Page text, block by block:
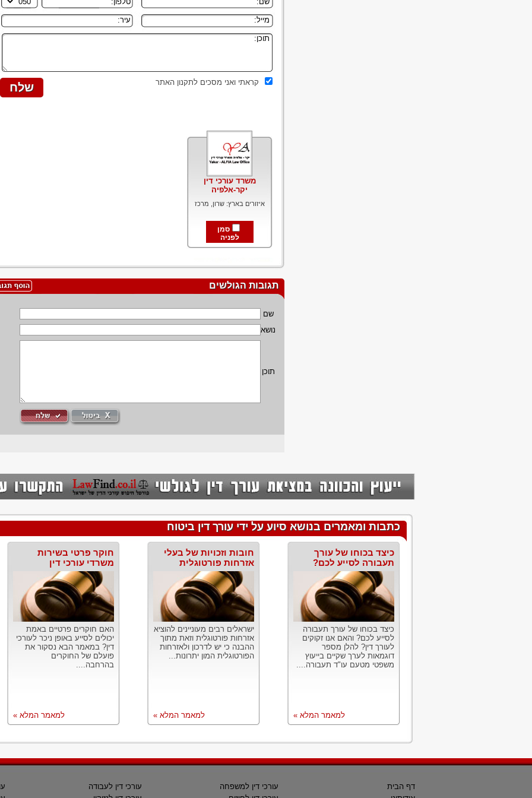
קראתי ואני מסכים לתקנון האתר
משרד עורכי דין
יקר-אלפיה
איזורים בארץ: שרון, מרכז
סמן
לפניה
תגובות הגולשים
שם
נושא
תוכן
כתבות ומאמרים בנושא סיוע על ידי עורך דין ביטוח
כיצד בכוחו של עורך
תעבורה לסייע לכם?
כיצד בכוחו של עורך תעבורה
לסייע לכם? והאם אנו זקוקים
לעורך דין? להלן מספר
דוגמאות לערך שקיים בייעוץ
משפטי מטעם עו"ד תעבורה....
למאמר המלא »
חובות וזכויות של בעלי
אזרחות פורטוגלית
ישראלים רבים מעוניינים להוציא
אזרחות פורטוגלית וזאת מתוך
ההבנה כי יש לדרכון ולאזרחות
הפורטוגלית המון יתרונות...
למאמר המלא »
חוקר פרטי בשירות
משרדי עורכי דין
האם חוקרים פרטיים באמת
יכולים לסייע באופן ניכר לעורכי
דין? במאמר הבא נסקור את
פועלם של החוקרים
בהרחבה....
למאמר המלא »
דף הבית
עורכי דין למשפחה
עורכי דין לעבודה